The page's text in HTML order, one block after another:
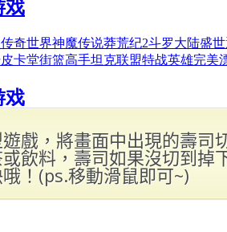
戲，將畫面中出現的壽司
飲料，壽司如果沒切到掉
！(ps.移動滑鼠即可~)